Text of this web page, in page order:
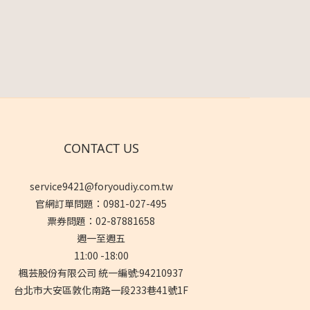
CONTACT US
service9421@foryoudiy.com.tw
官網訂單問題：0981-027-495
票券問題：02-87881658
週一至週五
11:00 -18:00
楓芸股份有限公司 統一編號:94210937
台北市大安區敦化南路一段233巷41號1F